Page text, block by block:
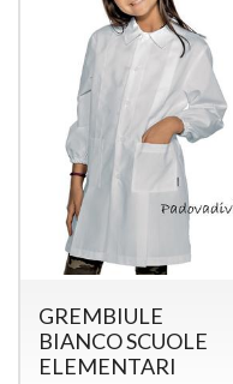
GREMBIULE
BIANCO SCUOLE
ELEMENTARI